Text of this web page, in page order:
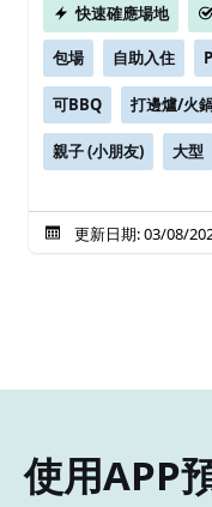
快速確應場地
包場 自助入住
可BBQ 打邊爐/火
親子 (小朋友) 大型
更新日期: 03/08/
使用APP